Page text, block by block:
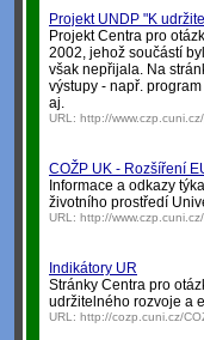
Projekt UNDP "K
Projekt Centra pro
2002, jehož součástí
však nepřijala. Na
výstupy - např.
aj.
URL: http://
COŽP UK - Rozšíření
Informace a odkazy
životního prostředí
URL: http://
Indikátory UR
Stránky Centra pro
udržitelného rozvoje a
URL: http://cozp.cuni.cz/